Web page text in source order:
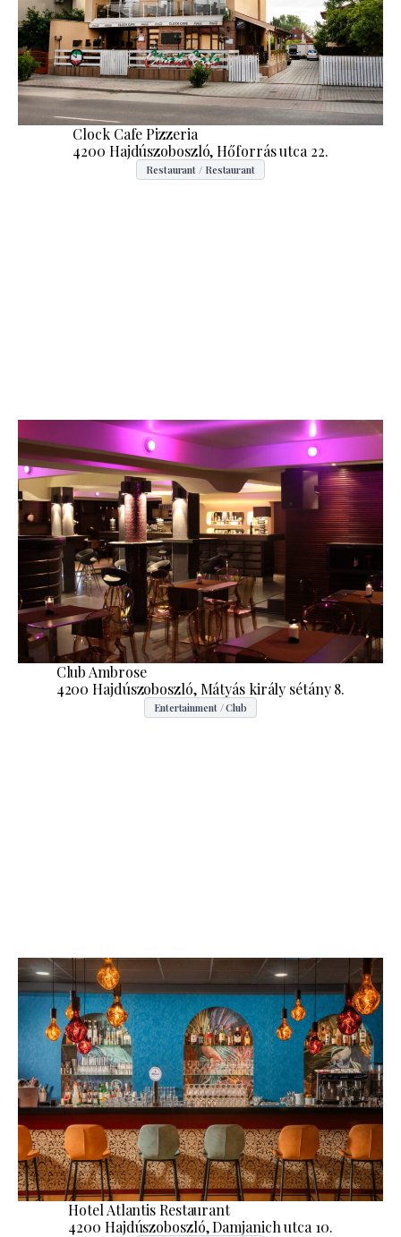
Clock Cafe Pizzeria
4200 Hajdúszoboszló, Hőforrás utca 22.
Restaurant / Restaurant
Club Ambrose
4200 Hajdúszoboszló, Mátyás király sétány 8.
Entertainment / Club
Hotel Atlantis Restaurant
4200 Hajdúszoboszló, Damjanich utca 10.